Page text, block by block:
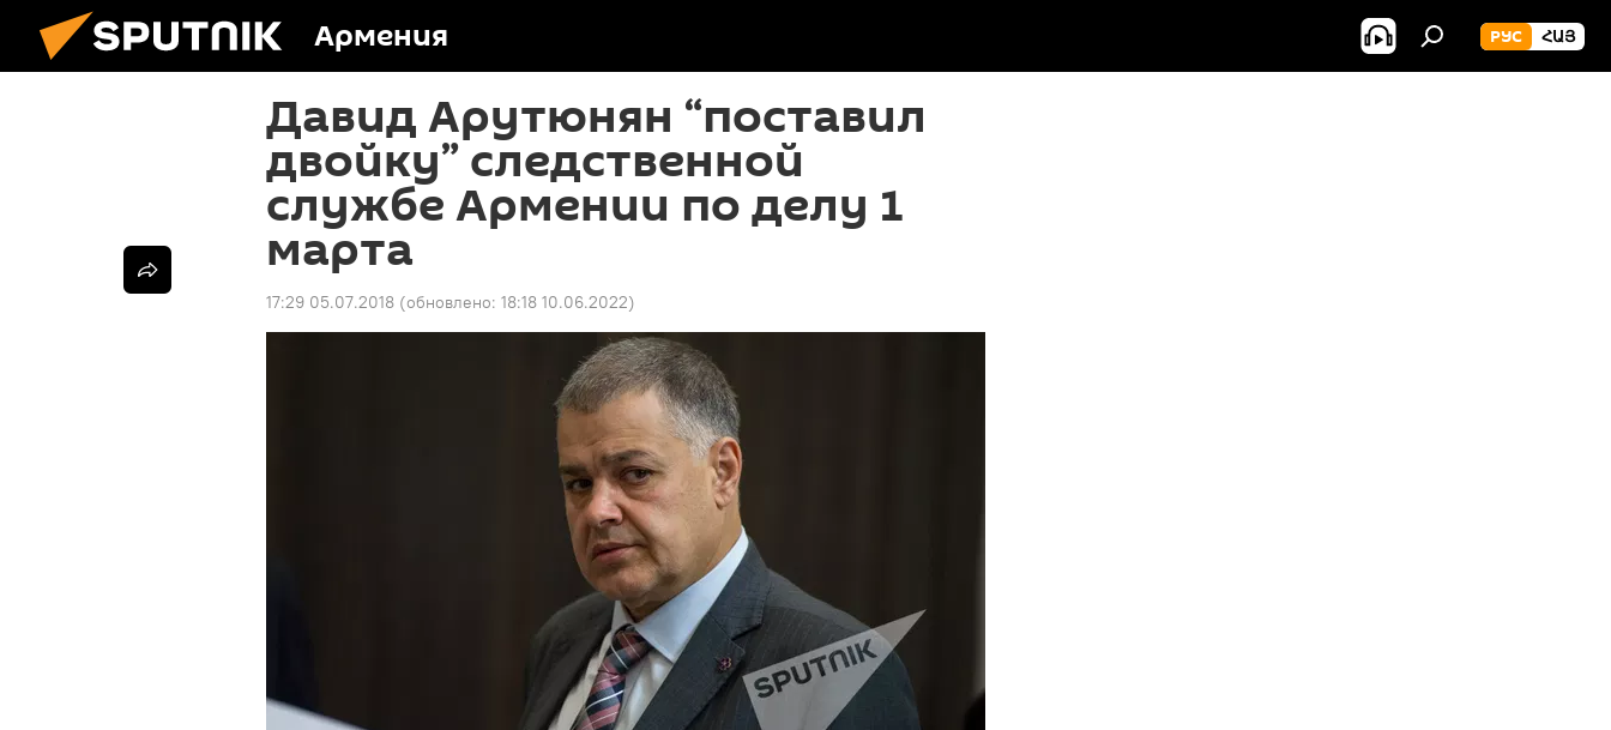
Армения РУС ՀԱՅ
Давид Арутюнян “поставил
двойку” следственной
службе Армении по делу 1
марта
17:29 05.07.2018 (обновлено: 18:18 10.06.2022)